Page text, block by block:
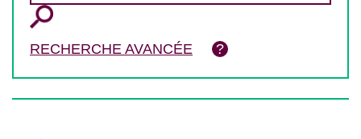
RECHERCHE AVANCÉE